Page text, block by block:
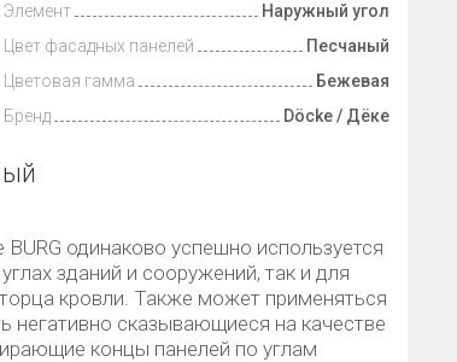
Элемент
Наружный угол
Цвет фасадных панелей
Песчаный
Цветовая гамма
Бежевая
Бренд
Döcke / Дёке
одинаково успешно используется
зданий и сооружений, так и для
кровли. Также может применяться
негативно сказывающиеся на качестве
концы панелей по углам